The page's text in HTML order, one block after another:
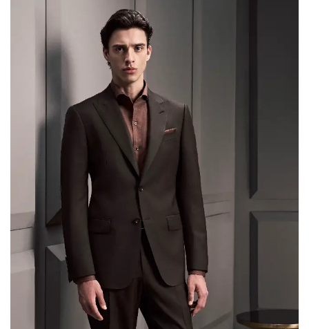
production-ready decisions. Luxury and Retro […]